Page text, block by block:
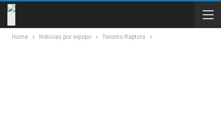
Home Noticias por equipo Toronto Raptors